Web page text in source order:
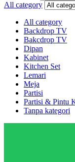
All category
All category
Backdrop TV
Bakcdrop TV
Dipan
Kabinet
Kitchen Set
Lemari
Meja
Partisi
Partisi & Pintu
Tanpa kategori